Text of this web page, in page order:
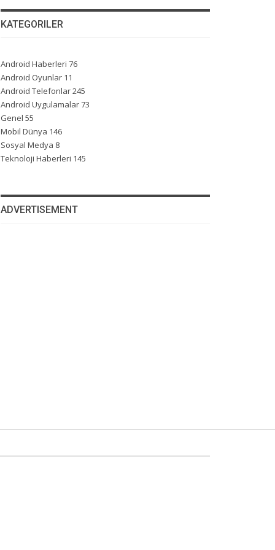
KATEGORILER
Android Haberleri 76
Android Oyunlar 11
Android Telefonlar245
Android Uygulamalar73
Genel 55
Mobil Dünya 146
Sosyal Medya 8
Teknoloji Haberleri 145
ADVERTISEMENT